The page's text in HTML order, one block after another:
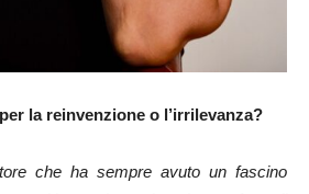
la reinvenzione o l’irrilevanza?
che ha sempre avuto un fascino